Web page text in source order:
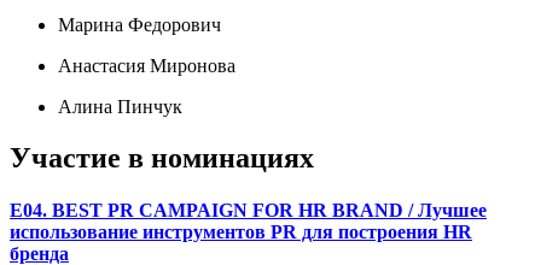
Марина Федорович
Анастасия Миронова
Алина Пинчук
Участие в номинациях
E04. BEST PR CAMPAIGN FOR HR BRAND / Лучшее
использование инструментов PR для построения HR
бренда